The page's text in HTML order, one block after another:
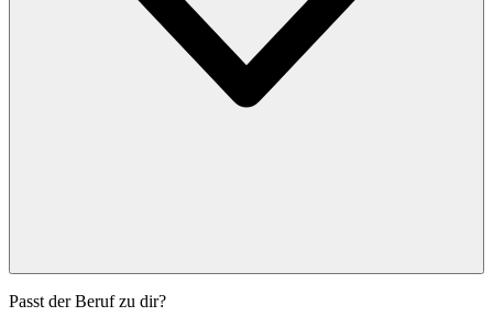
Passt der Beruf zu dir?